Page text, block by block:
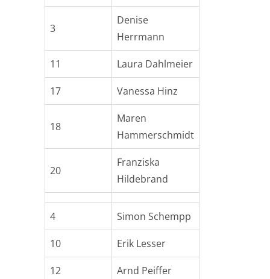
3
Denise
Herrmann
11 Laura Dahlmeier
17 Vanessa Hinz
18
Maren
Hammerschmidt
20
Franziska
Hildebrand
4 Simon Schempp
10 Erik Lesser
12 Arnd Peiffer